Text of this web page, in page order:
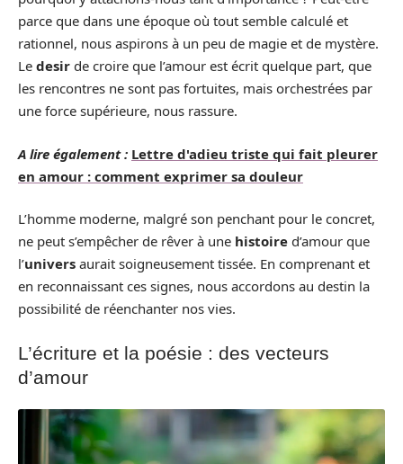
parce que dans une époque où tout semble calculé et
rationnel, nous aspirons à un peu de magie et de mystère.
Le desir de croire que l’amour est écrit quelque part, que
les rencontres ne sont pas fortuites, mais orchestrées par
une force supérieure, nous rassure.
A lire également : Lettre d'adieu triste qui fait pleurer
en amour : comment exprimer sa douleur
L’homme moderne, malgré son penchant pour le concret,
ne peut s’empêcher de rêver à une histoire d’amour que
l’univers aurait soigneusement tissée. En comprenant et
en reconnaissant ces signes, nous accordons au destin la
possibilité de réenchanter nos vies.
L’écriture et la poésie : des vecteurs
d’amour